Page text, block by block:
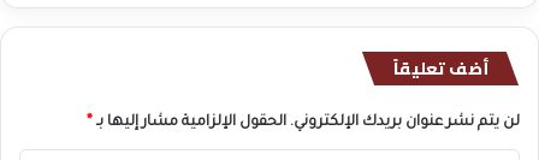
أضف تعليقاً
لن يتم نشر عنوان بريدك الإلكتروني. الحقول الإلزامية مشار إليها بـ *